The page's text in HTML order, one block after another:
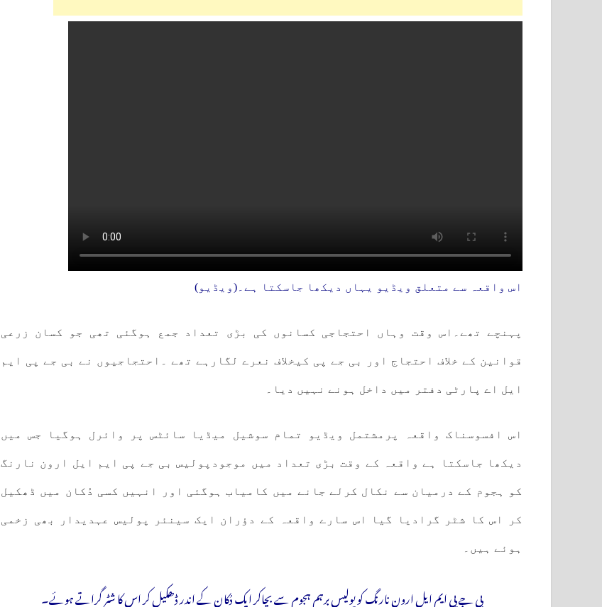
اس واقعہ سے متعلق ویڈیو یہاں دیکھا جاسکتا ہے۔(ویڈیو)
پہنچے تھے۔اس وقت وہاں احتجاجی کسانوں کی بڑی تعداد جمع ہوگئی تھی جو کسان زرعی
قوانین کے خلاف احتجاج اور بی جے پی کیخلاف نعرے لگارہے تھے ۔احتجاجیوں نے بی جے پی ایم
ایل اے پارٹی دفتر میں داخل ہونے نہیں دیا۔
اس افسوسناک واقعہ پرمشتمل ویڈیو تمام سوشیل میڈیا سائٹس پر وائرل ہوگیا جس میں
دیکھا جاسکتا ہے واقعہ کے وقت بڑی تعداد میں موجودپولیس بی جے پی ایم ایل ارون نارنگ
کو ہجوم کے درمیان سے نکال کرلے جانے میں کامیاب ہوگئی اور انہیں کسی دُکان میں ڈھکیل
کر اس کا شٹر گرادیا گیا اس سارے واقعہ کے دؤران ایک سینئر پولیس عہدیدار بھی زخمی
ہوئے ہیں۔
بی جے پی ایم ایل ارون نارنگ کو پولیس برہم ہجوم سے بچاکر ایک دُکان کے اندر ڈھکیل کر اس کا شٹر گراتے ہوئے۔